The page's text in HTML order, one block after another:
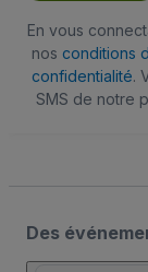
En vous
nos conditions
confidentialité.
SMS de notre
Des